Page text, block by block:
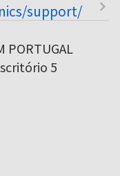
support/
PORTUGAL
5